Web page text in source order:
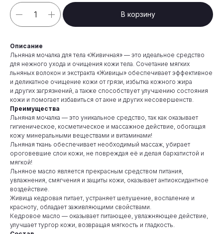
В корзину
Описание
Льняная мочалка для тела «Живичная» — это идеальное средство
для нежного ухода и очищения кожи тела. Сочетание мягких
льняных волокон и экстракта «Живицы» обеспечивает эффективное
и деликатное очищение кожи от грязи, избытка кожного жира
и других загрязнений, а также способствует улучшению состояния
кожи и помогает избавиться от акне и других несовершенств.
Преимущества
Льняная мочалка — это уникальное средство, так как оказывает
гигиеническое, косметическое и массажное действие, обогащая
кожу минеральными веществами и витаминами!
Льняная ткань обеспечивает необходимый массаж, убирает
ороговевшие слои кожи, не повреждая её и делая бархатистой и
мягкой!
Льняное масло является прекрасным средством питания,
увлажнения, смягчения и защиты кожи, оказывает антиоксидантное
воздействие.
Живица кедровая питает, устраняет шелушение, воспаление и
красноту, обладает заживляющими свойствами.
Кедровое масло — оказывает питающее, увлажняющее действие,
улучшает тургор кожи, возвращая мягкость и гладкость.